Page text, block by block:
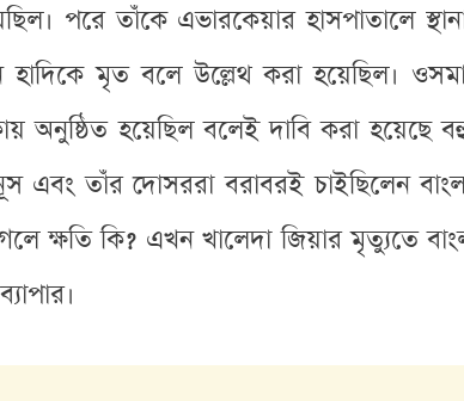
পরে তাঁকে এভারকেয়ার হাসপাতালে
হাদিকে মৃত বলে উল্লেথ করা হয়েছিল।
অনুষ্ঠিত হয়েছিল বলেই দাবি করা হয়েছে
এবং তাঁর দোসররা বরাবরই চাইছিলেন
ক্ষতি কি? এখন খালেদা জিয়ার মৃত্যুতে